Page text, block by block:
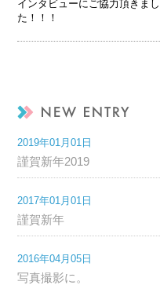
インタビューにご協力頂きま
た！！！
2019年01月01日
謹賀新年2019
2017年01月01日
謹賀新年
2016年04月05日
写真撮影に。